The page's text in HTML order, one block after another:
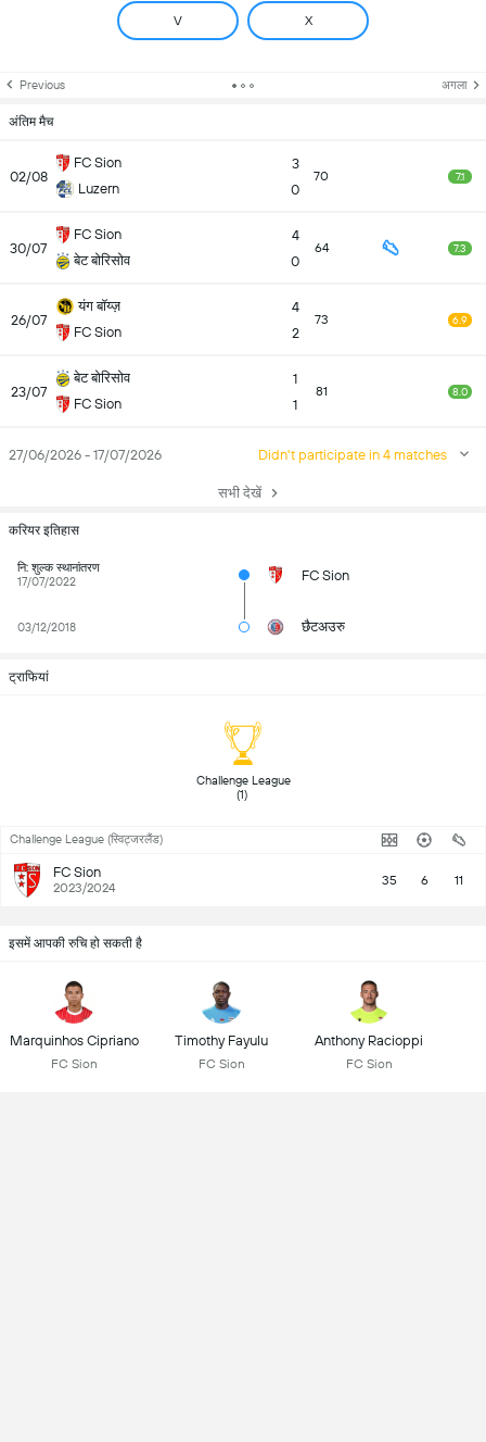
V X
Previous अगला
अंतिम मैच
02/08
FC Sion
Luzern
3
0
70 7.1
30/07
FC Sion
बेट बोरिसोव
4
0
64 7.3
26/07
यंग बॉय्ज़
FC Sion
4
2
73 6.9
23/07
बेट बोरिसोव
FC Sion
1
1
81 8.0
27/06/2026 - 17/07/2026 Didn't participate in 4 matches
सभी देखें
करियर इतिहास
नि: शुल्क स्थानांतरण
17/07/2022
FC Sion
03/12/2018 छैटअउरु
ट्राफियां
Challenge League
(1)
Challenge League (स्विट्जरलैंड)
FC Sion
2023/2024 35 6 11
इसमें आपकी रुचि हो सकती है
Marquinhos Cipriano
FC Sion
Timothy Fayulu
FC Sion
Anthony Racioppi
FC Sion